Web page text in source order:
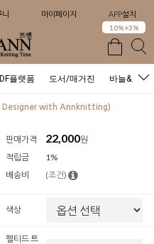
니 마이페이지 APP설치
10%+3%
플랫폼 도서/매거진 바늘&도구
Designer with Annknitting)
판매가격 22,000원
적립금
1%
배송비
(조건)
색상
펠티드 트